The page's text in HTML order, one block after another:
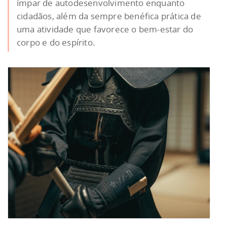
ímpar de autodesenvolvimento enquanto
cidadãos, além da sempre benéfica prática de
uma atividade que favorece o bem-estar do
corpo e do espírito.